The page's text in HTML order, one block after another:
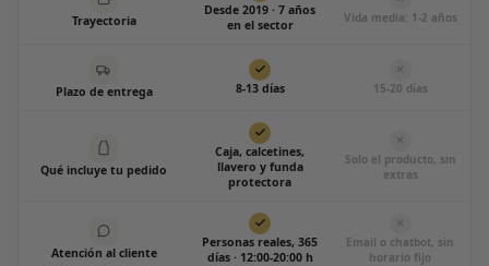
Trayectoria
Desde 2019 · 7 años
en el sector
Vida media: 1-2 años
Plazo de entrega 8-13 días 15-20 días
Qué incluye tu pedido
Caja, calcetines,
llavero y funda
protectora
Solo el producto, sin
extras
Atención al cliente
Personas reales, 365
días · 12:00-20:00 h
Email o chatbot, sin
horario fijo